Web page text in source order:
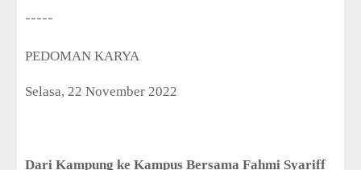
-----
PEDOMAN KARYA
Selasa, 22 November 2022
Dari Kampung ke Kampus Bersama Fahmi Syariff